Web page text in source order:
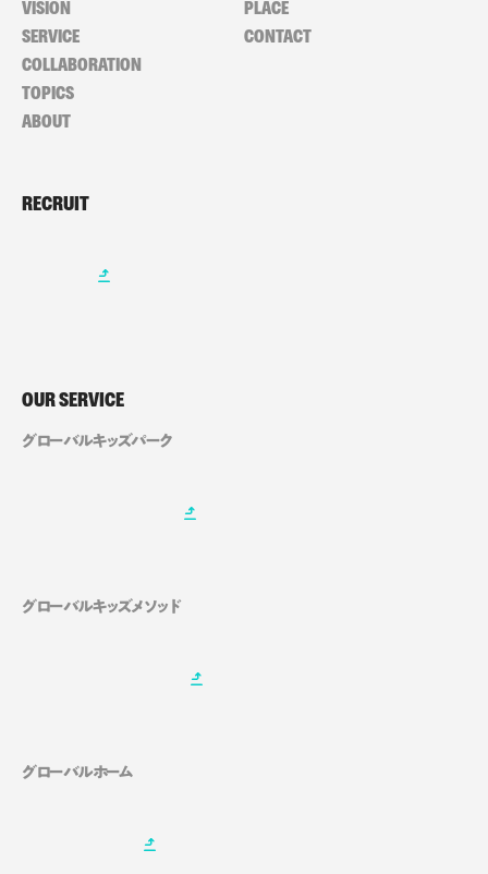
VISION
SERVICE
COLLABORATION
TOPICS
ABOUT
PLACE
CONTACT
RECRUIT
OUR SERVICE
グローバルキッズパーク
グローバルキッズメソッド
グローバルホーム